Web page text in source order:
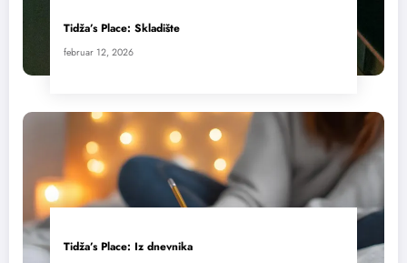
Tidža’s Place: Skladište
februar 12, 2026
Tidža’s Place: Iz dnevnika